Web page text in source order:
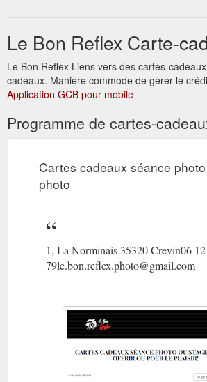
Le Bon Reflex Carte-
Le Bon Reflex Liens vers des cartes-
cadeaux. Manière commode de gérer le
Application GCB pour mobile
Programme de cartes-
Cartes cadeaux séance
photo
1, La Norminais 35320 Crevin06
79le.bon.reflex.photo@gmail.com